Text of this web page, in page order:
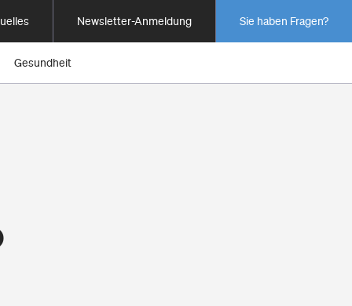
Newsletter-Anmeldung Sie haben Fragen?
Gesundheit